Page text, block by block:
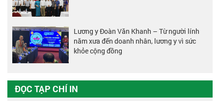
Lương y Đoàn Văn Khanh – Từ người lính
năm xưa đến doanh nhân, lương y vì sức
khỏe cộng đồng
ĐỌC TẠP CHÍ IN